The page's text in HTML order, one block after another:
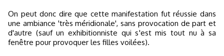
On peut donc dire que cette manifestation fut réussie dans
une ambiance 'très méridionale', sans provocation de part et
d'autre (sauf un exhibitionniste qui s'est mis tout nu à sa
fenêtre pour provoquer les filles voilées).